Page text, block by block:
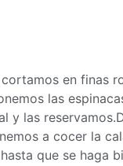
en finas
las
y las
a cocer la
que se haga